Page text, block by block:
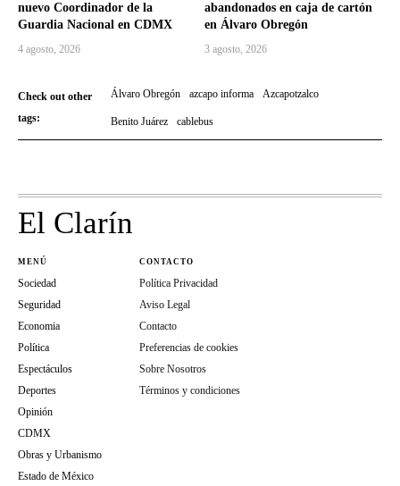
nuevo Coordinador de la
Guardia Nacional en CDMX
4 agosto, 2026
abandonados en caja de cartón
en Álvaro Obregón
3 agosto, 2026
Check out other
tags:
Álvaro Obregón azcapo informa Azcapotzalco
Benito Juárez cablebus
El Clarín
MENÚ
Sociedad
Seguridad
Economia
Política
Espectáculos
Deportes
Opinión
CDMX
Obras y Urbanismo
Estado de México
CONTACTO
Política Privacidad
Aviso Legal
Contacto
Preferencias de cookies
Sobre Nosotros
Términos y condiciones